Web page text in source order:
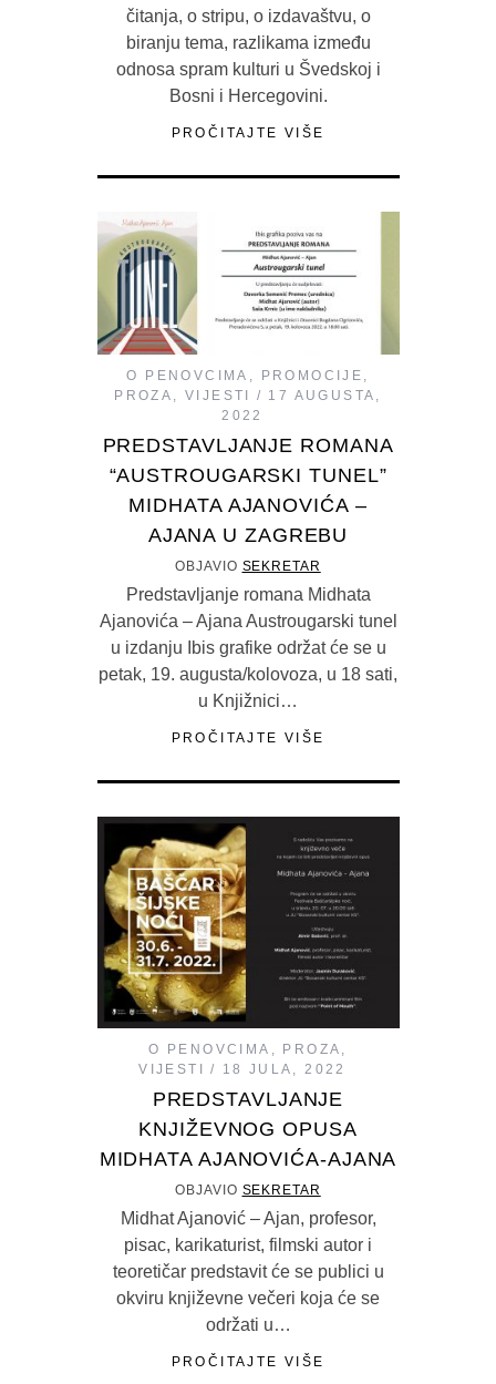
čitanja, o stripu, o izdavaštvu, o
biranju tema, razlikama između
odnosa spram kulturi u Švedskoj i
Bosni i Hercegovini.
PROČITAJTE VIŠE
O PENOVCIMA , PROMOCIJE ,
PROZA ,VIJESTI
17 AUGUSTA,
2022
PREDSTAVLJANJE ROMANA
“AUSTROUGARSKI TUNEL”
MIDHATA AJANOVIĆA –
AJANA U ZAGREBU
OBJAVIO SEKRETAR
Predstavljanje romana Midhata
Ajanovića – Ajana Austrougarski tunel
u izdanju Ibis grafike održat će se u
petak, 19. augusta/kolovoza, u 18 sati,
u Knjižnici…
PROČITAJTE VIŠE
O PENOVCIMA , PROZA ,
VIJESTI
18 JULA, 2022
PREDSTAVLJANJE
KNJIŽEVNOG OPUSA
MIDHATA AJANOVIĆA-AJANA
OBJAVIO SEKRETAR
Midhat Ajanović – Ajan, profesor,
pisac, karikaturist, filmski autor i
teoretičar predstavit će se publici u
okviru književne večeri koja će se
održati u…
PROČITAJTE VIŠE